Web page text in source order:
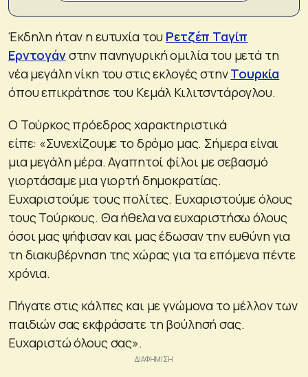
Έκδηλη ήταν η ευτυχία του Ρετζέπ Ταγίπ
Ερντογάνστην πανηγυρική ομιλία του μετά τη
νέα μεγάλη νίκη του στις εκλογές στηνΤουρκία
όπου επικράτησε του Κεμάλ Κιλιτσντάρογλου.
Ο Τούρκος πρόεδρος χαρακτηριστικά
είπε: «Συνεχίζουμε το δρόμο μας. Σήμερα είναι
μια μεγάλη μέρα. Αγαπητοί φίλοι με σεβασμό
γιορτάσαμε μια γιορτή δημοκρατίας.
Ευχαριστούμε τους πολίτες. Ευχαριστούμε όλους
τους Τούρκους. Θα ήθελα να ευχαριστήσω όλους
όσοι μας ψήφισαν και μας έδωσαν την ευθύνη για
τη διακυβέρνηση της χώρας για τα επόμενα πέντε
χρόνια.
Πήγατε στις κάλπες και με γνώμονα το μέλλον των
παιδιών σας εκφράσατε τη βούλησή σας.
Ευχαριστώ όλους σας».